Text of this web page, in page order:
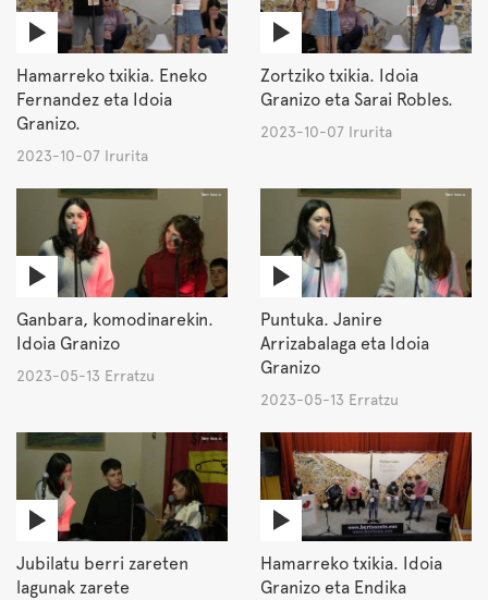
Hamarreko txikia. Eneko
Fernandez eta Idoia
Granizo.
2023-10-07 Irurita
Zortziko txikia. Idoia
Granizo eta Sarai Robles.
2023-10-07 Irurita
Ganbara, komodinarekin.
Idoia Granizo
2023-05-13 Erratzu
Puntuka. Janire
Arrizabalaga eta Idoia
Granizo
2023-05-13 Erratzu
Jubilatu berri zareten
lagunak zarete
Hamarreko txikia. Idoia
Granizo eta Endika